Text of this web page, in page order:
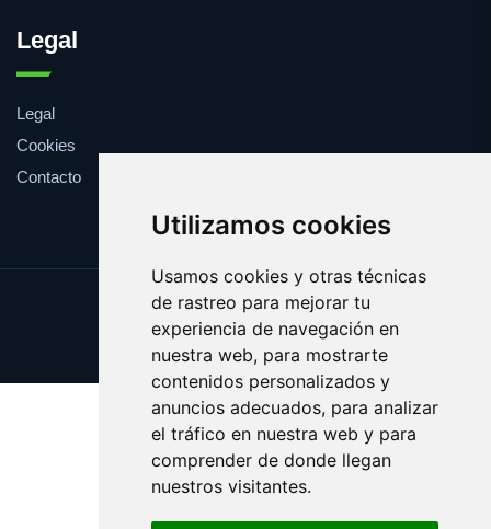
Utilizamos cookies
Usamos cookies y otras técnicas
de rastreo para mejorar tu
experiencia de navegación en
nuestra web, para mostrarte
contenidos personalizados y
anuncios adecuados, para analizar
el tráfico en nuestra web y para
comprender de donde llegan
nuestros visitantes.
Legal
Legal
Cookies
Contacto
Update cookies preferences
Copyright © 2025 brasa.es